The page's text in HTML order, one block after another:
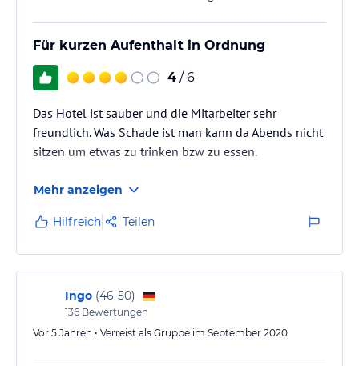
Für kurzen Aufenthalt in Ordnung
4 / 6
Das Hotel ist sauber und die Mitarbeiter sehr
freundlich. Was Schade ist man kann da Abends nicht
sitzen um etwas zu trinken bzw zu essen.
Mehr anzeigen
Hilfreich Teilen
Ingo (46-50)
136 Bewertungen
Vor 5 Jahren • Verreist als Gruppe im September 2020